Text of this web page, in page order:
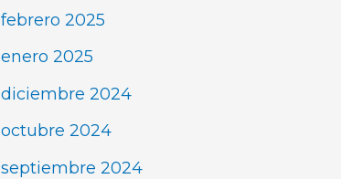
febrero 2025
enero 2025
diciembre 2024
octubre 2024
septiembre 2024